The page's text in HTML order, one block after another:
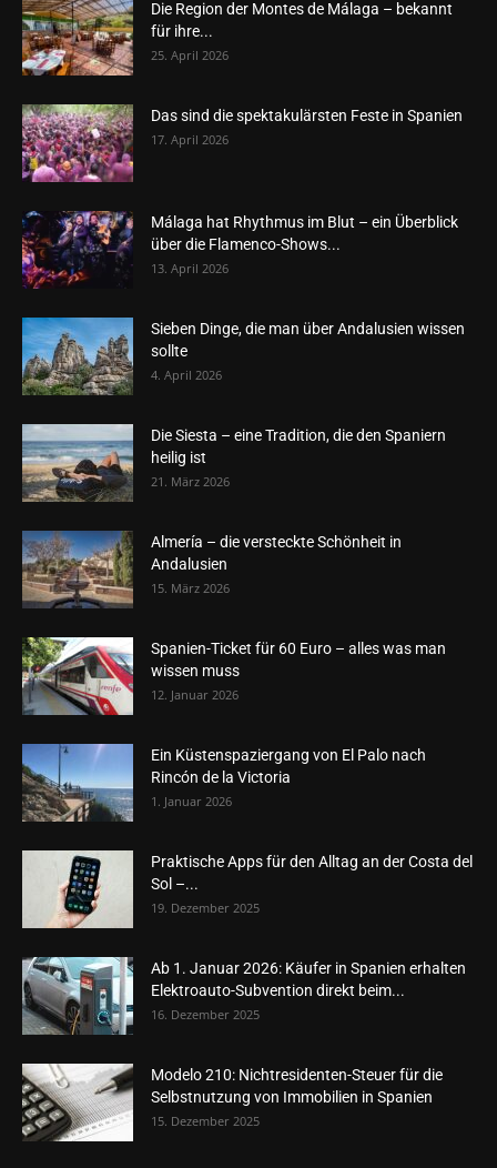
Die Region der Montes de Málaga – bekannt
für ihre...
25. April 2026
Das sind die spektakulärsten Feste in Spanien
17. April 2026
Málaga hat Rhythmus im Blut – ein Überblick
über die Flamenco-Shows...
13. April 2026
Sieben Dinge, die man über Andalusien wissen
sollte
4. April 2026
Die Siesta – eine Tradition, die den Spaniern
heilig ist
21. März 2026
Almería – die versteckte Schönheit in
Andalusien
15. März 2026
Spanien-Ticket für 60 Euro – alles was man
wissen muss
12. Januar 2026
Ein Küstenspaziergang von El Palo nach
Rincón de la Victoria
1. Januar 2026
Praktische Apps für den Alltag an der Costa del
Sol –...
19. Dezember 2025
Ab 1. Januar 2026: Käufer in Spanien erhalten
Elektroauto-Subvention direkt beim...
16. Dezember 2025
Modelo 210: Nichtresidenten-Steuer für die
Selbstnutzung von Immobilien in Spanien
15. Dezember 2025